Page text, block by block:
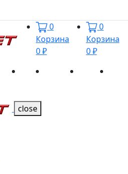
0
Корзина
0 ₽
0
Корзина
0 ₽
Акции Новинки
close